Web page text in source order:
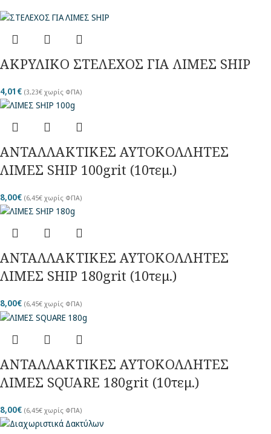
ΑΚΡΥΛΙΚΟ ΣΤΕΛΕΧΟΣ ΓΙΑ ΛΙΜΕΣ SHIP
4,01 € (3,23€ χωρίς ΦΠΑ)
ΑΝΤΑΛΛΑΚΤΙΚΕΣ ΑΥΤΟΚΟΛΛΗΤΕΣ
ΛΙΜΕΣ SHIP 100grit (10τεμ.)
8,00€ (6,45€ χωρίς ΦΠΑ)
ΑΝΤΑΛΛΑΚΤΙΚΕΣ ΑΥΤΟΚΟΛΛΗΤΕΣ
ΛΙΜΕΣ SHIP 180grit (10τεμ.)
8,00€ (6,45€ χωρίς ΦΠΑ)
ΑΝΤΑΛΛΑΚΤΙΚΕΣ ΑΥΤΟΚΟΛΛΗΤΕΣ
ΛΙΜΕΣ SQUARE 180grit (10τεμ.)
8,00€ (6,45€ χωρίς ΦΠΑ)